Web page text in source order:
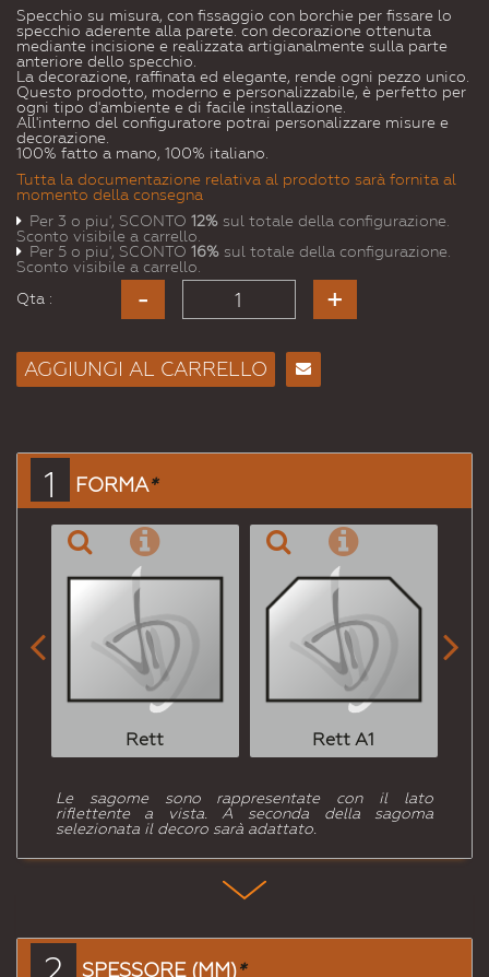
Specchio su misura, con fissaggio con borchie per fissare lo
specchio aderente alla parete. con decorazione ottenuta
mediante incisione e realizzata artigianalmente sulla parte
anteriore dello specchio.
La decorazione, raffinata ed elegante, rende ogni pezzo unico.
Questo prodotto, moderno e personalizzabile, è perfetto per
ogni tipo d'ambiente e di facile installazione.
All'interno del configuratore potrai personalizzare misure e
decorazione.
100% fatto a mano, 100% italiano.
Tutta la documentazione relativa al prodotto sarà fornita al
momento della consegna
Per 3 o piu', SCONTO 12% sul totale della configurazione.
Sconto visibile a carrello.
Per 5 o piu', SCONTO 16% sul totale della configurazione.
Sconto visibile a carrello.
Qta :
AGGIUNGI AL CARRELLO
1 FORMA*
Rett Rett A1
 
Le sagome sono rappresentate con il lato
riflettente a vista. A seconda della sagoma
selezionata il decoro sarà adattato.
SPESSORE (MM)*